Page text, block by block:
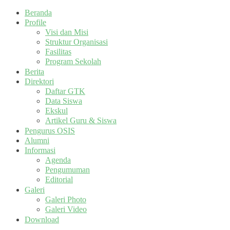
Beranda
Profile
Visi dan Misi
Struktur Organisasi
Fasilitas
Program Sekolah
Berita
Direktori
Daftar GTK
Data Siswa
Ekskul
Artikel Guru & Siswa
Pengurus OSIS
Alumni
Informasi
Agenda
Pengumuman
Editorial
Galeri
Galeri Photo
Galeri Video
Download